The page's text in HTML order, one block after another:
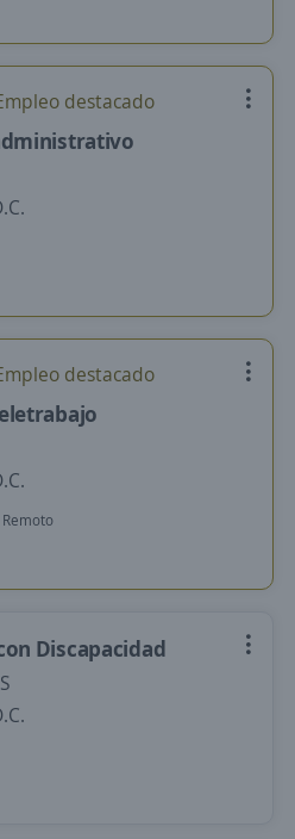
destacado
destacado
Remoto
Discapacidad